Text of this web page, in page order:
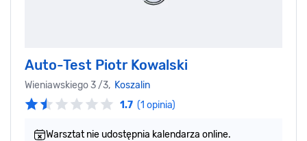
Auto-Test Piotr Kowalski
Wieniawskiego 3 /3, Koszalin
1.7 (1 opinia)
Warsztat nie udostępnia kalendarza online.